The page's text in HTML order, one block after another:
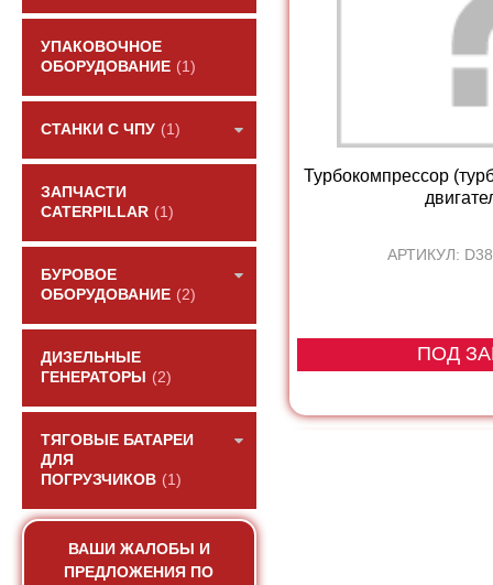
УПАКОВОЧНОЕ
ОБОРУДОВАНИЕ (1)
СТАНКИ С ЧПУ (1)
ЗАПЧАСТИ
CATERPILLAR (1)
БУРОВОЕ
ОБОРУДОВАНИЕ (2)
ДИЗЕЛЬНЫЕ
ГЕНЕРАТОРЫ
(2)
ТЯГОВЫЕ БАТАРЕИ
ДЛЯ
ПОГРУЗЧИКОВ (1)
ВАШИ ЖАЛОБЫ И
ПРЕДЛОЖЕНИЯ ПО
Турбокомпрессор
АРТИКУЛ:
ПОД